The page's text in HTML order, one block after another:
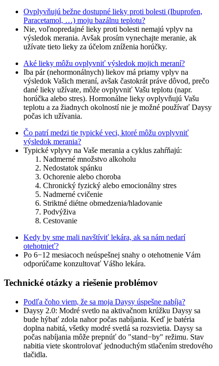
Ovplyvňujú bežne dostupné lieky proti bolesti (Ibuprofen,
Paracetamol, …) moju bazálnu teplotu?
Nie, voľnopredajné lieky proti bolesti nemajú vplyv na
výsledok merania. Avšak prosím vynechajte meranie, ak
užívate tieto lieky za účelom zníženia horúčky.
Aké lieky môžu ovplyvniť výsledok mojich meraní?
Iba pár (nehormonálnych) liekov má priamy vplyv na
výsledok Vašich meraní, avšak častokrát práve dôvod, prečo
dané lieky užívate, môže ovplyvniť Vašu teplotu (napr.
horúčka alebo stres). Hormonálne lieky ovplyvňujú Vašu
teplotu a za žiadnych okolností nie je možné používať Daysy
počas ich užívania.
Čo patrí medzi tie typické veci, ktoré môžu ovplyvniť
výsledok merania?
Typické vplyvy na Vaše merania a cyklus zahŕňajú:
Nadmerné množstvo alkoholu
Nedostatok spánku
Ochorenie alebo choroba
Chronický fyzický alebo emocionálny stres
Nadmerné cvičenie
Striktné diétne obmedzenia/hladovanie
Podvýživa
Cestovanie
Kedy by sme mali navštíviť lekára, ak sa nám nedarí
otehotnieť?
Po 6−12 mesiacoch neúspešnej snahy o otehotnenie Vám
odporúčame konzultovať Vášho lekára.
Technické otázky a riešenie problémov
Podľa čoho viem, že sa moja Daysy úspešne nabíja?
Daysy 2.0: Modré svetlo na aktivačnom krúžku Daysy sa
bude hýbať zdola nahor počas nabíjania. Keď je batéria
doplna nabitá, všetky modré svetlá sa rozsvietia. Daysy sa
počas nabíjania môže prepnúť do "stand−by" režimu. Stav
nabitia viete skontrolovať jednoduchým stlačením stredového
tlačidla.